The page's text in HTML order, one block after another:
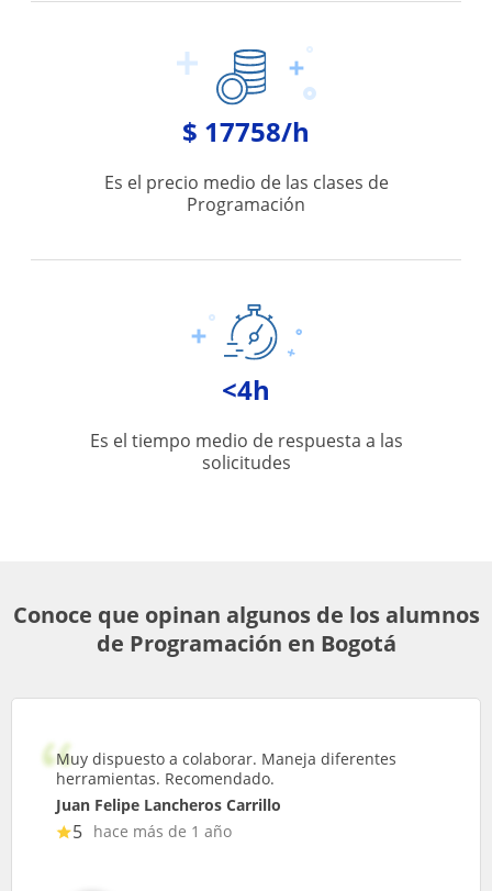
$ 17758/h
Es el precio medio de las clases de
Programación
<4h
Es el tiempo medio de respuesta a las
solicitudes
Conoce que opinan algunos de los alumnos
de Programación en Bogotá
Muy dispuesto a colaborar. Maneja diferentes
herramientas. Recomendado.
Juan Felipe Lancheros Carrillo
5 hace más de 1 año